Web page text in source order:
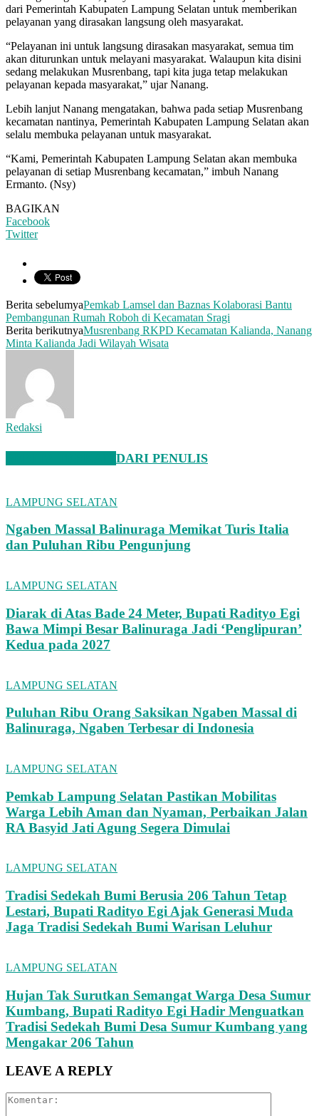
dari Pemerintah Kabupaten Lampung Selatan untuk memberikan
pelayanan yang dirasakan langsung oleh masyarakat.
“Pelayanan ini untuk langsung dirasakan masyarakat, semua tim
akan diturunkan untuk melayani masyarakat. Walaupun kita disini
sedang melakukan Musrenbang, tapi kita juga tetap melakukan
pelayanan kepada masyarakat,” ujar Nanang.
Lebih lanjut Nanang mengatakan, bahwa pada setiap Musrenbang
kecamatan nantinya, Pemerintah Kabupaten Lampung Selatan akan
selalu membuka pelayanan untuk masyarakat.
“Kami, Pemerintah Kabupaten Lampung Selatan akan membuka
pelayanan di setiap Musrenbang kecamatan,” imbuh Nanang
Ermanto. (Nsy)
BAGIKAN
Facebook
Twitter
Berita sebelumyaPemkab Lamsel dan Baznas Kolaborasi Bantu
Pembangunan Rumah Roboh di Kecamatan Sragi
Berita berikutnyaMusrenbang RKPD Kecamatan Kalianda, Nanang
Minta Kalianda Jadi Wilayah Wisata
Redaksi
DARI PENULIS
LAMPUNG SELATAN
Ngaben Massal Balinuraga Memikat Turis Italia
dan Puluhan Ribu Pengunjung
LAMPUNG SELATAN
Diarak di Atas Bade 24 Meter, Bupati Radityo Egi
Bawa Mimpi Besar Balinuraga Jadi ‘Penglipuran’
Kedua pada 2027
LAMPUNG SELATAN
Puluhan Ribu Orang Saksikan Ngaben Massal di
Balinuraga, Ngaben Terbesar di Indonesia
LAMPUNG SELATAN
Pemkab Lampung Selatan Pastikan Mobilitas
Warga Lebih Aman dan Nyaman, Perbaikan Jalan
RA Basyid Jati Agung Segera Dimulai
LAMPUNG SELATAN
Tradisi Sedekah Bumi Berusia 206 Tahun Tetap
Lestari, Bupati Radityo Egi Ajak Generasi Muda
Jaga Tradisi Sedekah Bumi Warisan Leluhur
LAMPUNG SELATAN
Hujan Tak Surutkan Semangat Warga Desa Sumur
Kumbang, Bupati Radityo Egi Hadir Menguatkan
Tradisi Sedekah Bumi Desa Sumur Kumbang yang
Mengakar 206 Tahun
LEAVE A REPLY